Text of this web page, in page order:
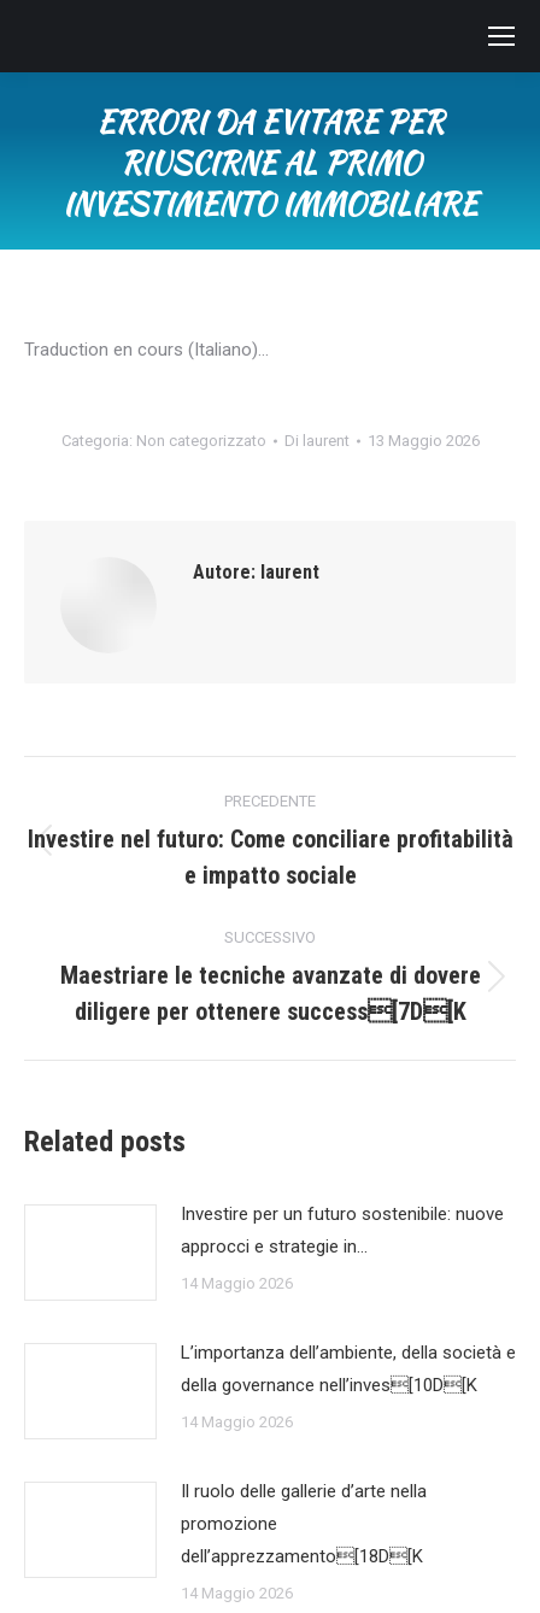
ERRORI DA EVITARE PER
RIUSCIRNE AL PRIMO
INVESTIMENTO IMMOBILIARE
Traduction en cours (Italiano)…
Categoria: Non categorizzato Di laurent 13 Maggio 2026
Autore: laurent
tra
PRECEDENTE
precedente:
Investire nel futuro: Come conciliare profitabilità
e impatto sociale
SUCCESSIVO
post:
Maestriare le tecniche avanzate di dovere
diligere per ottenere success[7D[K
Related posts
Investire per un futuro sostenibile: nuove
approcci e strategie in…
14 Maggio 2026
L’importanza dell’ambiente, della società e
della governance nell’inves[10D[K
14 Maggio 2026
Il ruolo delle gallerie d’arte nella
promozione
dell’apprezzamento[18D[K
14 Maggio 2026